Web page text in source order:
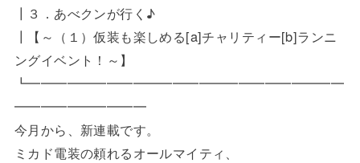
┃３．あべクンが行く♪
┃【～（１）仮装も楽しめる[a]チャリティー[b]ランニ
ングイベント！～】
┗━━━━━━━━━━━━━━━━━━━━━━━━
━━━━━━━━━━
今月から、新連載です。
ミカド電装の頼れるオールマイティ、